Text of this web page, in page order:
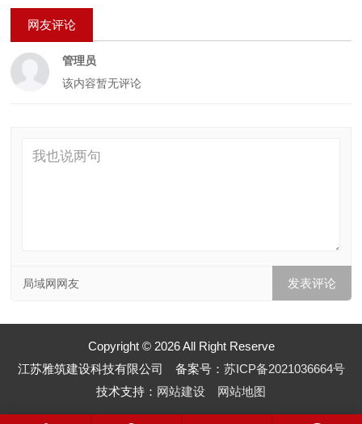
网友评论
管理员
该内容暂无评论
局域网网友
Copyright © 2026 All Right Reserve
江苏雅筑建设科技有限公司 备案号： 苏ICP备2021036664号
技术支持： 网站建设 网站地图